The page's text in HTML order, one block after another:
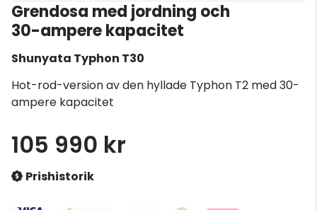
Grendosa med jordning och
30-ampere kapacitet
Shunyata Typhon T30
Hot-rod-version av den hyllade Typhon T2 med 30-
ampere kapacitet
105 990 kr
Prishistorik